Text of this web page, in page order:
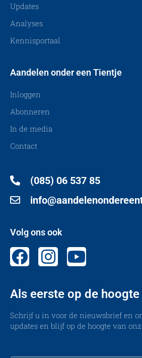
Updates
Analyses
Kennisportaal
Aandelen onder een Tientje
Inloggen
Abonneren
In de media
Contact
(085) 06 537 85
Volg ons ook
Als eerste op de hoogte
Schrijf u in voor de nieuwsbrief en
updates en blijf op de hoogte van